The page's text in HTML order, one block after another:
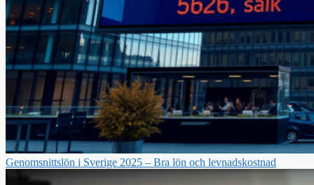
Genomsnittslön i Sverige 2025 – Bra lön och levnadskostnad